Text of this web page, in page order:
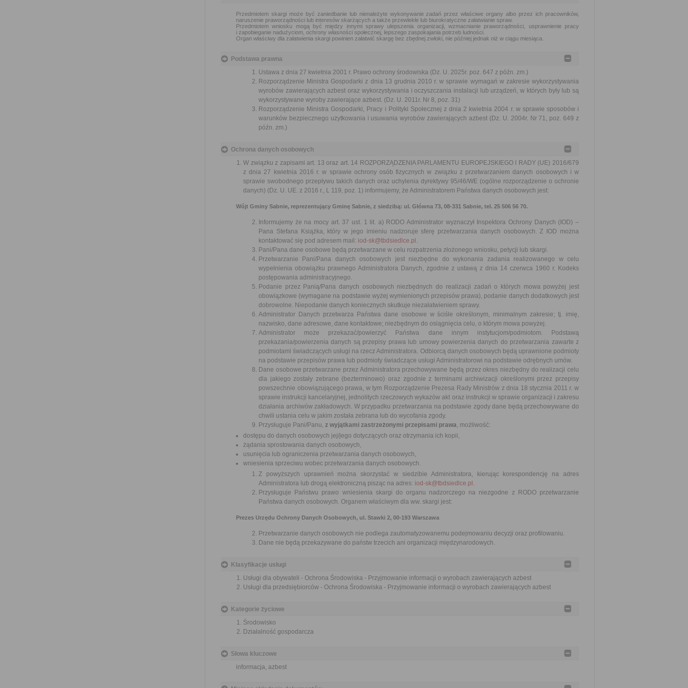
Przedmiotem skargi może być zaniedbanie lub nienależyte wykonywanie zadań przez właściwe organy albo przez ich pracowników,
naruszenie praworządności lub interesów skarżących a także przewlekłe lub biurokratyczne załatwianie spraw.
Przedmiotem wniosku mogą być między innymi sprawy ulepszenia organizacji, wzmacnianie praworządności, usprawnienie pracy
i zapobieganie nadużyciom, ochrony własności społecznej, lepszego zaspokajania potrzeb ludności.
Organ właściwy dla załatwienia skargi powinien załatwić skargę bez zbędnej zwłoki, nie później jednak niż w ciągu miesiąca.
Podstawa prawna
Ustawa z dnia 27 kwietnia 2001 r. Prawo ochrony środowiska (Dz. U. 2025r. poz. 647 z późn. zm.)
Rozporządzenie Ministra Gospodarki z dnia 13 grudnia 2010 r. w sprawie wymagań w zakresie wykorzystywania
wyrobów zawierających azbest oraz wykorzystywania i oczyszczania instalacji lub urządzeń, w których były lub są
wykorzystywane wyroby zawierające azbest. (Dz. U. 2011r. Nr 8, poz. 31)
Rozporządzenie Ministra Gospodarki, Pracy i Polityki Społecznej z dnia 2 kwietnia 2004 r. w sprawie sposobów i
warunków bezpiecznego użytkowania i usuwania wyrobów zawierających azbest (Dz. U. 2004r. Nr 71, poz. 649 z
późn. zm.)
Ochrona danych osobowych
W związku z zapisami art. 13 oraz art. 14 ROZPORZĄDZENIA PARLAMENTU EUROPEJSKIEGO I RADY (UE) 2016/679
z dnia 27 kwietnia 2016 r. w sprawie ochrony osób fizycznych w związku z przetwarzaniem danych osobowych i w
sprawie swobodnego przepływu takich danych oraz uchylenia dyrektywy 95/46/WE (ogólne rozporządzenie o ochronie
danych) (Dz. U. UE. z 2016 r., L 119, poz. 1) informujemy, że Administratorem Państwa danych osobowych jest:
Wójt Gminy Sabnie, reprezentujący Gminę Sabnie, z siedzibą: ul. Główna 73, 08-331 Sabnie, tel. 25 506 56 70.
Informujemy że na mocy art. 37 ust. 1 lit. a) RODO Administrator wyznaczył Inspektora Ochrony Danych (IOD) –
Pana Stefana Książka, który w jego imieniu nadzoruje sferę przetwarzania danych osobowych. Z IOD można
kontaktować się pod adresem mail: iod-sk@tbdsiedlce.pl .
Pani/Pana dane osobowe będą przetwarzane w celu rozpatrzenia złożonego wniosku, petycji lub skargi.
Przetwarzanie Pani/Pana danych osobowych jest niezbędne do wykonania zadania realizowanego w celu
wypełnienia obowiązku prawnego Administratora Danych, zgodnie z ustawą z dnia 14 czerwca 1960 r. Kodeks
postępowania administracyjnego.
Podanie przez Panią/Pana danych osobowych niezbędnych do realizacji zadań o których mowa powyżej jest
obowiązkowe (wymagane na podstawie wyżej wymienionych przepisów prawa), podanie danych dodatkowych jest
dobrowolne. Niepodanie danych koniecznych skutkuje niezałatwieniem sprawy.
Administrator Danych przetwarza Państwa dane osobowe w ściśle określonym, minimalnym zakresie; tj. imię,
nazwisko, dane adresowe, dane kontaktowe; niezbędnym do osiągnięcia celu, o którym mowa powyżej.
Administrator może przekazać/powierzyć Państwa dane innym instytucjom/podmiotom. Podstawą
przekazania/powierzenia danych są przepisy prawa lub umowy powierzenia danych do przetwarzania zawarte z
podmiotami świadczących usługi na rzecz Administratora. Odbiorcą danych osobowych będą uprawnione podmioty
na podstawie przepisów prawa lub podmioty świadczące usługi Administratorowi na podstawie odrębnych umów.
Dane osobowe przetwarzane przez Administratora przechowywane będą przez okres niezbędny do realizacji celu
dla jakiego zostały zebrane (bezterminowo) oraz zgodnie z terminami archiwizacji określonymi przez przepisy
powszechnie obowiązującego prawa, w tym Rozporządzenie Prezesa Rady Ministrów z dnia 18 stycznia 2011 r. w
sprawie instrukcji kancelaryjnej, jednolitych rzeczowych wykazów akt oraz instrukcji w sprawie organizacji i zakresu
działania archiwów zakładowych. W przypadku przetwarzania na podstawie zgody dane będą przechowywane do
chwili ustania celu w jakim została zebrana lub do wycofania zgody.
Przysługuje Pani/Panu, z wyjątkami zastrzeżonymi przepisami prawa, możliwość:
dostępu do danych osobowych jej/jego dotyczących oraz otrzymania ich kopii,
żądania sprostowania danych osobowych,
usunięcia lub ograniczenia przetwarzania danych osobowych,
wniesienia sprzeciwu wobec przetwarzania danych osobowych.
Z powyższych uprawnień można skorzystać w siedzibie Administratora, kierując korespondencję na adres
Administratora lub drogą elektroniczną pisząc na adres: iod-sk@tbdsiedlce.pl .
Przysługuje Państwu prawo wniesienia skargi do organu nadzorczego na niezgodne z RODO przetwarzanie
Państwa danych osobowych. Organem właściwym dla ww. skargi jest:
Prezes Urzędu Ochrony Danych Osobowych, ul. Stawki 2, 00-193 Warszawa
Przetwarzanie danych osobowych nie podlega zautomatyzowanemu podejmowaniu decyzji oraz profilowaniu.
Dane nie będą przekazywane do państw trzecich ani organizacji międzynarodowych.
Klasyfikacje usługi
Usługi dla obywateli - Ochrona Środowiska - Przyjmowanie informacji o wyrobach zawierających azbest
Usługi dla przedsiębiorców - Ochrona Środowiska - Przyjmowanie informacji o wyrobach zawierających azbest
Kategorie życiowe
Środowisko
Działalność gospodarcza
Słowa kluczowe
informacja, azbest